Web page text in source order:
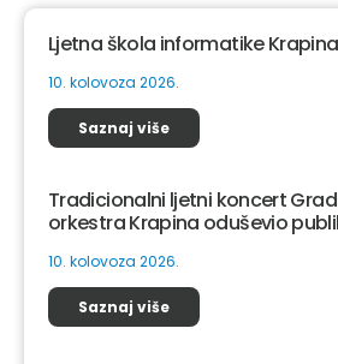
Ljetna škola informatike
10. kolovoza 2026.
Saznaj više
Tradicionalni ljetni koncert
orkestra Krapina oduševio
10. kolovoza 2026.
Saznaj više